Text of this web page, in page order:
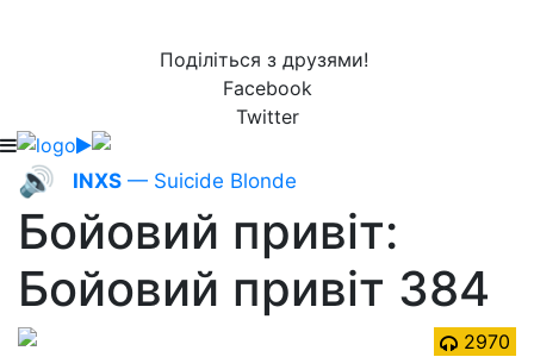
Поділіться з друзями!
Facebook
Twitter
🔊 INXS — Suicide Blonde
Бойовий привіт:
Бойовий привіт 384
2970